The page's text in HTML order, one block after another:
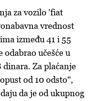
za vozilo 'fiat
vrednost
između 41 i 55
učešće u
Za plaćanje
od 10 odsto",
da je od ukupnog